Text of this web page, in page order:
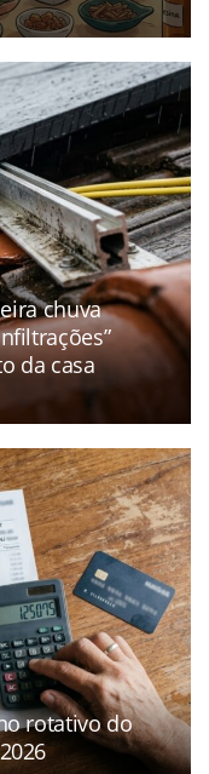
chuva
da casa
rotativo do